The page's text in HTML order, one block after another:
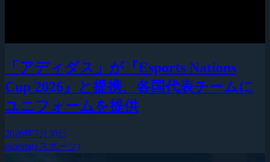
「アディダス」が『Esports Nations
Cup 2026』と提携、各国代表チームに
ユニフォームを提供
2026年7月30日
esports(eスポーツ)